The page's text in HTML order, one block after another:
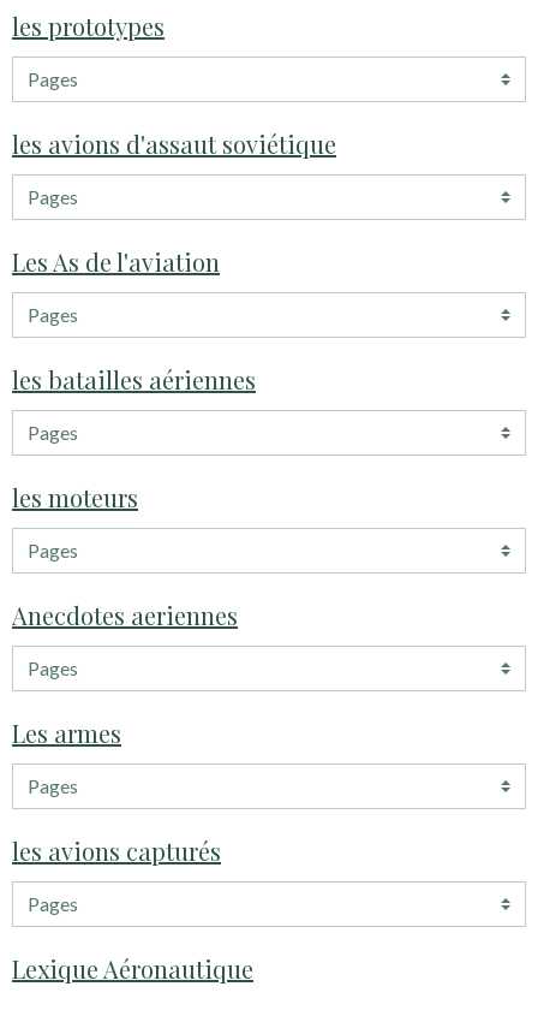
les prototypes
les avions d'assaut soviétique
Les As de l'aviation
les batailles aériennes
les moteurs
Anecdotes aeriennes
Les armes
les avions capturés
Lexique Aéronautique